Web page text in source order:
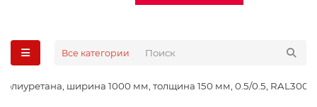
Все категории
ширина 1000 мм, толщина 150 мм, 0.5/0.5, RAL3005